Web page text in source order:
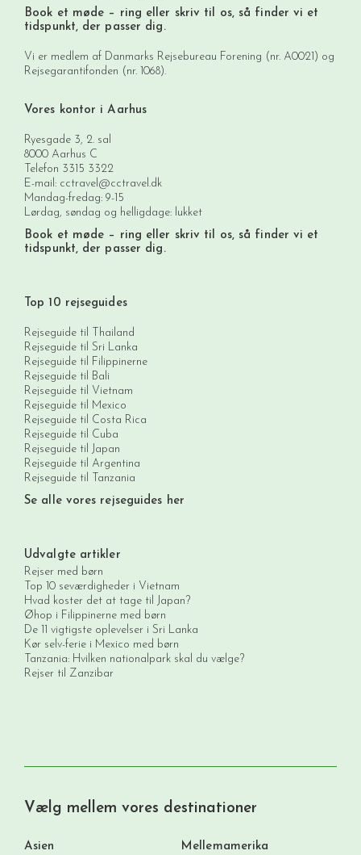
Book et møde – ring eller skriv til os, så finder vi et
tidspunkt, der passer dig.
Vi er medlem af Danmarks Rejsebureau Forening (nr. A0021) og
Rejsegarantifonden (nr. 1068).
Vores kontor i Aarhus
Ryesgade 3, 2. sal
8000 Aarhus C
Telefon 3315 3322
E-mail: cctravel@cctravel.dk
Mandag-fredag: 9-15
Lørdag, søndag og helligdage: lukket
Book et møde – ring eller skriv til os, så finder vi et
tidspunkt, der passer dig.
Top 10 rejseguides
Rejseguide til Thailand
Rejseguide til Sri Lanka
Rejseguide til Filippinerne
Rejseguide til Bali
Rejseguide til Vietnam
Rejseguide til Mexico
Rejseguide til Costa Rica
Rejseguide til Cuba
Rejseguide til Japan
Rejseguide til Argentina
Rejseguide til Tanzania
Se alle vores rejseguides her
Udvalgte artikler
Rejser med børn
Top 10 seværdigheder i Vietnam
Hvad koster det at tage til Japan?
Øhop i Filippinerne med børn
De 11 vigtigste oplevelser i Sri Lanka
Kør selv-ferie i Mexico med børn
Tanzania: Hvilken nationalpark skal du vælge?
Rejser til Zanzibar
Vælg mellem vores destinationer
Asien Mellemamerika